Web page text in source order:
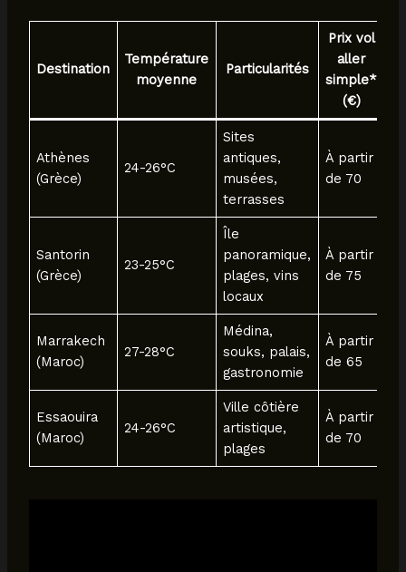
Destination
Température
moyenne
Particularités
Prix vol
aller
simple*
(€)
Athènes
(Grèce)
24-26°C
Sites
antiques,
musées,
terrasses
À partir
de 70
Santorin
(Grèce)
23-25°C
Île
panoramique,
plages, vins
locaux
À partir
de 75
Marrakech
(Maroc)
27-28°C
Médina,
souks, palais,
gastronomie
À partir
de 65
Essaouira
(Maroc)
24-26°C
Ville côtière
artistique,
plages
À partir
de 70